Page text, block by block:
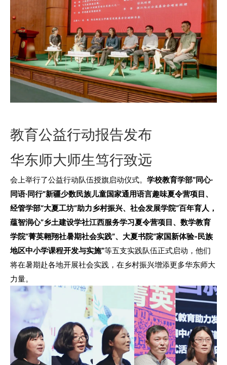
教育公益行动报告发布
华东师大师生笃行致远
会上举行了公益行动队伍授旗启动仪式。 学校教育学部“同心·
同语·同行”新疆少数民族儿童国家通用语言趣味夏令营项目、
经管学部“大夏工坊”助力乡村振兴、社会发展学院“百年育人，
蕴智润心”乡土建设学社江西服务学习夏令营项目、数学教育
学院“菁英翱翔社暑期社会实践”、大夏书院“家国新体验-民族
地区中小学课程开发与实施”等五支实践队伍正式启动，他们
将在暑期赴各地开展社会实践，在乡村振兴增添更多华东师大
力量。